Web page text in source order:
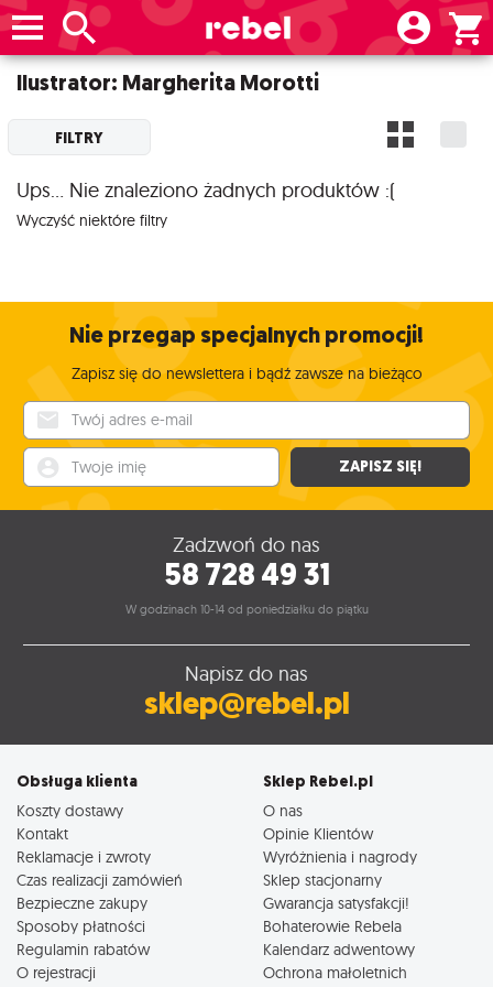
Ilustrator: Margherita Morotti
FILTRY
Ups... Nie znaleziono żadnych produktów :(
Wyczyść niektóre filtry
Nie przegap specjalnych promocji!
Zapisz się do newslettera i bądź zawsze na bieżąco
ZAPISZ SIĘ!
Zadzwoń do nas
58 728 49 31
W godzinach 10-14 od poniedziałku do piątku
Napisz do nas
sklep@rebel.pl
Obsługa klienta
Koszty dostawy
Kontakt
Reklamacje i zwroty
Czas realizacji zamówień
Bezpieczne zakupy
Sposoby płatności
Regulamin rabatów
O rejestracji
Sklep Rebel.pl
O nas
Opinie Klientów
Wyróżnienia i nagrody
Sklep stacjonarny
Gwarancja satysfakcji!
Bohaterowie Rebela
Kalendarz adwentowy
Ochrona małoletnich